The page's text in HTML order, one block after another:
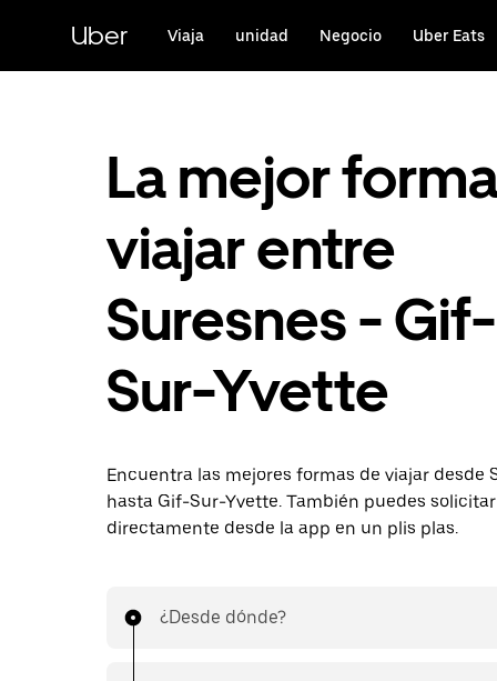
contenido
principal
Uber Viaja unidad Negocio Uber Eats
La mejor
viajar entre
Suresnes - Gif-
Sur-Yvette
Encuentra las mejores formas de viajar desde
hasta Gif-Sur-Yvette. También puedes
directamente desde la app en un plis plas.
¿Desde dónde?